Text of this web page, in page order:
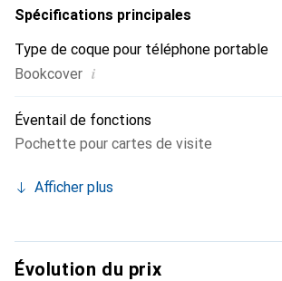
Spécifications principales
Type de coque pour téléphone portable
Bookcover i
Éventail de fonctions
Pochette pour cartes de visite
Afficher plus
Évolution du prix